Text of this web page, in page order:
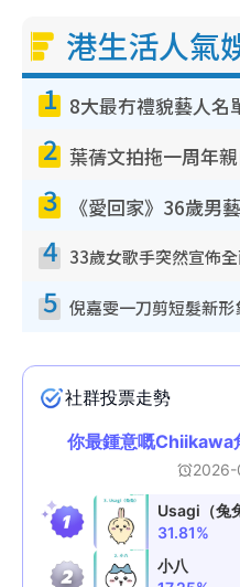
港生活人氣
1
2
3
4
5